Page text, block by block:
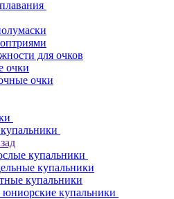
для очков
очки
очки
купальники
купальники
купальники
юниорские купальники